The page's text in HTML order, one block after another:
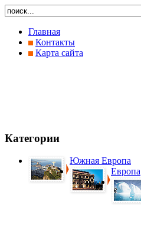
Главная
Контакты
Карта сайта
Категории
Южная Европа
Европа